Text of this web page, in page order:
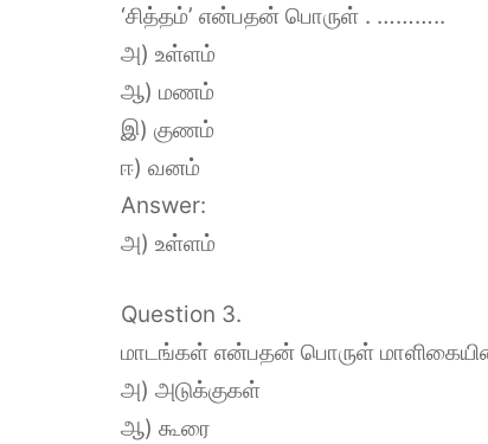
‘சித்தம்’ என்பதன் பொருள் . ………..
அ) உள்ளம்
ஆ) மணம்
இ) குணம்
ஈ) வனம்
Answer:
அ) உள்ளம்
Question 3.
மாடங்கள் என்பதன் பொருள்
அ) அடுக்குகள்
ஆ) கூரை